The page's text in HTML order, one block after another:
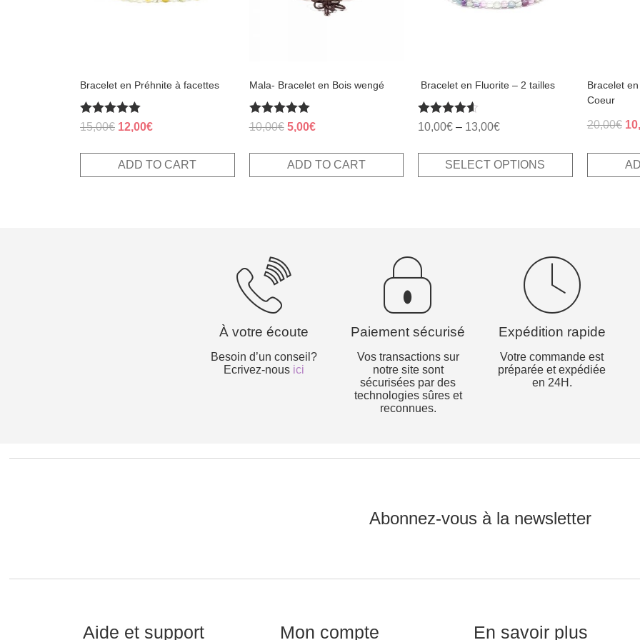
Bracelet en Préhnite à facettes
Rated
5.00
15,00€ Original
was:
15,00€.
12,00€Current
is:
12,00€.
ADD TO CART
Mala- Bracelet en Bois wengé
Rated
5.00
10,00€ Original
was:
10,00€.
5,00€Current
is:
5,00€.
ADD TO CART
​ Bracelet en Fluorite – 2 tailles
Rated
4.50
10,00€ – 13,00€
SELECT OPTIONS
page
Bracelet
Coeur
20,00€
À votre écoute
Besoin d’un conseil?
Ecrivez-nous ici
Paiement sécurisé
Vos transactions sur
notre site sont
sécurisées par des
technologies sûres et
reconnues.
Expédition rapide
Votre commande est
préparée et expédiée
en 24H.
Abonnez-vous à la newsletter
Aide et support Mon compte En savoir plus